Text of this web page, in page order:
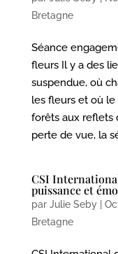
Bretagne
Séance
fleurs Il y a des
suspendue, où
les fleurs et où
forêts aux reflets
perte de vue, la
CSI
puissance et
par Julie Seby|
Bretagne